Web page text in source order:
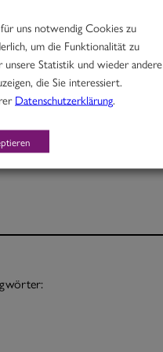
Linsencurry & Süßkartoffeln
12,70
uns notwendig Cookies zu
um die Funktionalität zu
Statistik und wieder andere
die Sie interessiert.
Datenschutzerklärung